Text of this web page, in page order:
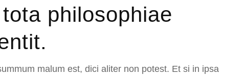
philosophiae
malum est, dici aliter non potest. Et si in ipsa